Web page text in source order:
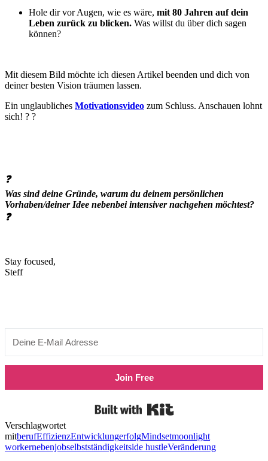
Hole dir vor Augen, wie es wäre, mit 80 Jahren auf dein
Leben zurück zu blicken. Was willst du über dich sagen
können?
Mit diesem Bild möchte ich diesen Artikel beenden und dich von
deiner besten Vision träumen lassen.
Ein unglaubliches Motivationsvideo zum Schluss. Anschauen lohnt
sich! ? ?
❓
Was sind deine Gründe, warum du deinem persönlichen
Vorhaben/deiner Idee nebenbei intensiver nachgehen möchtest?
❓
Stay focused,
Steff
Join Free
Verschlagwortet
mitberufEffizienzEntwicklungerfolgMindsetmoonlight
workernebenjobselbstständigkeitside hustleVeränderung